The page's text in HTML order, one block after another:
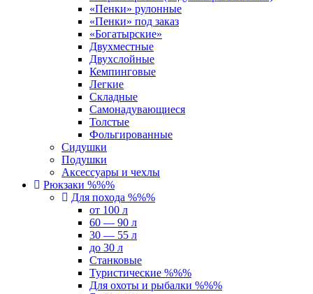
«Пенки» рулонные
«Пенки» под заказ
«Богатырские»
Двухместные
Двухслойные
Кемпинговые
Легкие
Складные
Самонадувающиеся
Толстые
Фольгированные
Сидушки
Подушки
Аксессуары и чехлы
Рюкзаки %%%
Для похода %%%
от 100 л
60 — 90 л
30 — 55 л
до 30 л
Станковые
Туристические %%%
Для охоты и рыбалки %%%